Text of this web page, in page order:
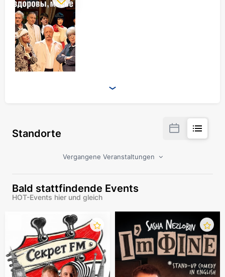
Standorte
Vergangene Veranstaltungen
Bald stattfindende Events
HOT-Events hier und gleich